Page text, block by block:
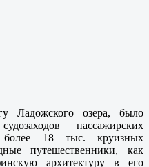
Ладожского озера, было
пассажирских
более 18 тыс. круизных
путешественники, как
архитектуру в его